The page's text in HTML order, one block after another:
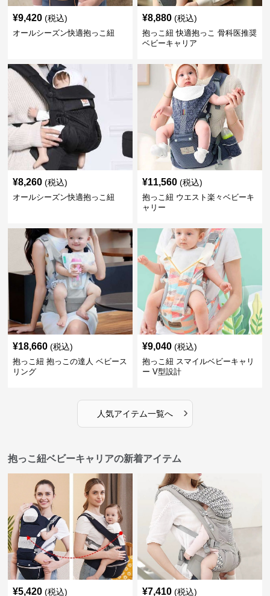
¥9,420 (税込)
オールシーズン快適抱っこ紐
¥8,880 (税込)
抱っこ紐 快適抱っこ 骨科医推奨
ベビーキャリア
¥8,260 (税込)
オールシーズン快適抱っこ紐
¥11,560 (税込)
抱っこ紐 ウエスト楽々ベビーキ
ャリー
¥18,660 (税込)
抱っこ紐 抱っこの達人 ベビース
リング
¥9,040 (税込)
抱っこ紐 スマイルベビーキャリ
ー V型設計
人気アイテム一覧へ ›
抱っこ紐ベビーキャリアの新着アイテム
¥5,420 (税込) ¥7,410 (税込)